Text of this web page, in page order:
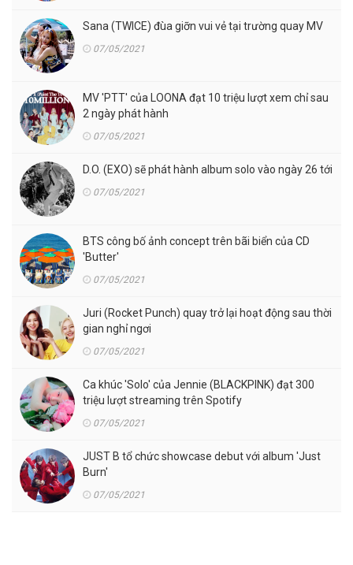
Sana (TWICE) đùa giỡn vui vẻ tại trường quay MV
07/05/2021
MV 'PTT' của LOONA đạt 10 triệu lượt xem chỉ sau
2 ngày phát hành
07/05/2021
D.O. (EXO) sẽ phát hành album solo vào ngày 26 tới
07/05/2021
BTS công bố ảnh concept trên bãi biển của CD
'Butter'
07/05/2021
Juri (Rocket Punch) quay trở lại hoạt động sau thời
gian nghỉ ngơi
07/05/2021
Ca khúc 'Solo' của Jennie (BLACKPINK) đạt 300
triệu lượt streaming trên Spotify
07/05/2021
JUST B tổ chức showcase debut với album 'Just
Burn'
07/05/2021